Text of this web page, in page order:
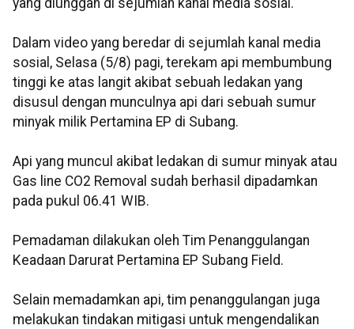
yang diunggah di sejumlah kanal media sosial.
Dalam video yang beredar di sejumlah kanal media
sosial, Selasa (5/8) pagi, terekam api membumbung
tinggi ke atas langit akibat sebuah ledakan yang
disusul dengan munculnya api dari sebuah sumur
minyak milik Pertamina EP di Subang.
Api yang muncul akibat ledakan di sumur minyak atau
Gas line CO2 Removal sudah berhasil dipadamkan
pada pukul 06.41 WIB.
Pemadaman dilakukan oleh Tim Penanggulangan
Keadaan Darurat Pertamina EP Subang Field.
Selain memadamkan api, tim penanggulangan juga
melakukan tindakan mitigasi untuk mengendalikan